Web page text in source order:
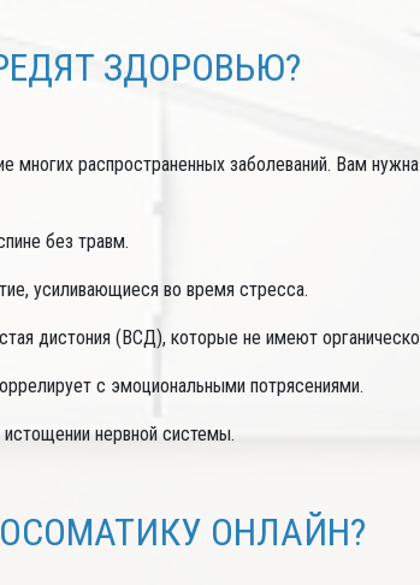
ЗДОРОВЬЮ?
многих распространенных заболеваний. Вам
без травм.
усиливающиеся во время стресса.
дистония (ВСД), которые не имеют
с эмоциональными потрясениями.
нервной системы.
ОНЛАЙН?